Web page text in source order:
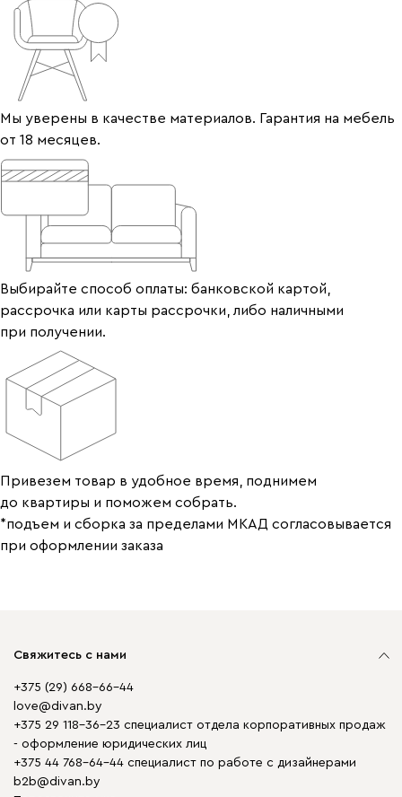
Мы уверены в качестве материалов. Гарантия на мебель
от 18 месяцев.
Выбирайте способ оплаты: банковской картой,
рассрочка или карты рассрочки, либо наличными
при получении.
Привезем товар в удобное время, поднимем
до квартиры и поможем собрать.
*подъем и сборка за пределами МКАД согласовывается
при оформлении заказа
Свяжитесь с нами
+375 (29) 668-66-44
love@divan.by
+375 29 118-36-23 специалист отдела корпоративных продаж
- оформление юридических лиц
+375 44 768-64-44 специалист по работе с дизайнерами
b2b@divan.by